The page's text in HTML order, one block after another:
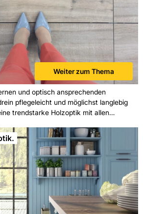
Weiter zum Thema
und optisch ansprechenden
pflegeleicht und möglichst langlebig
trendstarke Holzoptik mit allen
sein. Restlos überzeugen können Sie
Kemmler-Fliesenausstellung vor Ort.
Welt der Fliesen näher bringen zu